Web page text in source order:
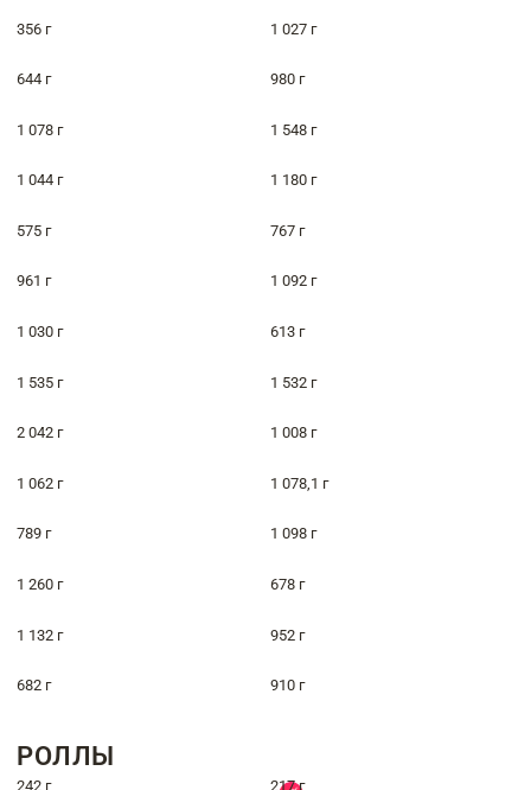
356 г 1 027 г
644 г 980 г
1 078 г 1 548 г
1 044 г 1 180 г
575 г 767 г
961 г 1 092 г
1 030 г 613 г
1 535 г 1 532 г
2 042 г 1 008 г
1 062 г 1 078,1 г
789 г 1 098 г
1 260 г 678 г
1 132 г 952 г
682 г 910 г
РОЛЛЫ
242 г 217 г